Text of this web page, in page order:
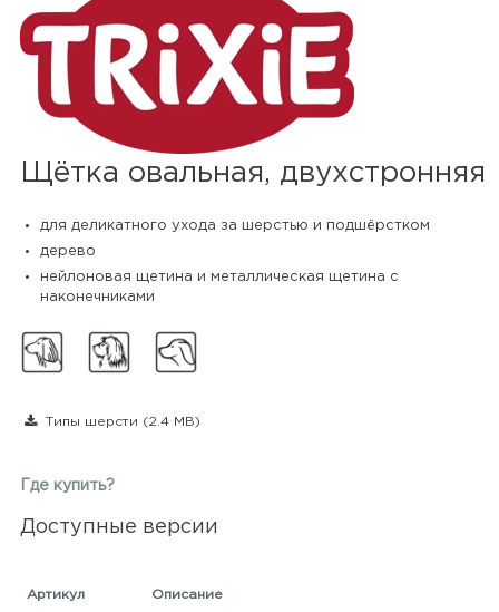
Щётка овальная, двухстронняя
для деликатного ухода за шерстью и подшёрстком
дерево
нейлоновая щетина и металлическая щетина с
наконечниками
Типы шерсти (2.4 MB)
Где купить?
Доступные версии
Артикул Описание